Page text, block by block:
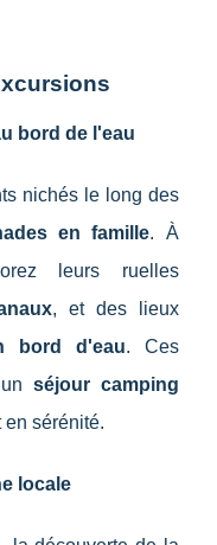
bord de l'eau
nichés le long des
en famille. À
leurs ruelles
, et des lieux
bord d'eau. Ces
unséjour camping
en sérénité.
locale